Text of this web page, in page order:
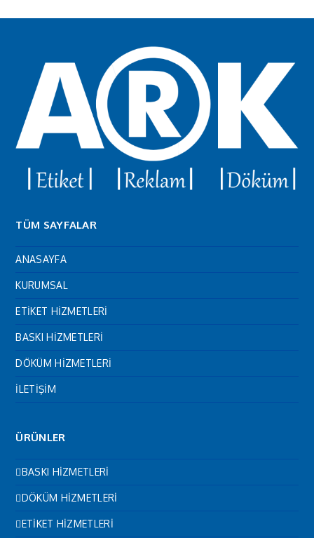
TÜM SAYFALAR
ANASAYFA
KURUMSAL
ETİKET HİZMETLERİ
BASKI HİZMETLERİ
DÖKÜM HİZMETLERİ
İLETİŞİM
ÜRÜNLER
BASKI HİZMETLERİ
DÖKÜM HİZMETLERİ
ETİKET HİZMETLERİ